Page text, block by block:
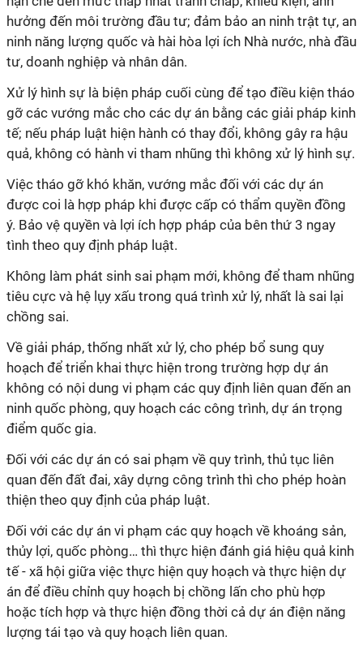
hưởng đến môi trường đầu tư; đảm bảo an ninh trật tự, an
ninh năng lượng quốc và hài hòa lợi ích Nhà nước, nhà đầu
tư, doanh nghiệp và nhân dân.
Xử lý hình sự là biện pháp cuối cùng để tạo điều kiện tháo
gỡ các vướng mắc cho các dự án bằng các giải pháp kinh
tế; nếu pháp luật hiện hành có thay đổi, không gây ra hậu
quả, không có hành vi tham nhũng thì không xử lý hình sự.
Việc tháo gỡ khó khăn, vướng mắc đối với các dự án
được coi là hợp pháp khi được cấp có thẩm quyền đồng
ý. Bảo vệ quyền và lợi ích hợp pháp của bên thứ 3 ngay
tình theo quy định pháp luật.
Không làm phát sinh sai phạm mới, không để tham nhũng
tiêu cực và hệ lụy xấu trong quá trình xử lý, nhất là sai lại
chồng sai.
Về giải pháp, thống nhất xử lý, cho phép bổ sung quy
hoạch để triển khai thực hiện trong trường hợp dự án
không có nội dung vi phạm các quy định liên quan đến an
ninh quốc phòng, quy hoạch các công trình, dự án trọng
điểm quốc gia.
Đối với các dự án có sai phạm về quy trình, thủ tục liên
quan đến đất đai, xây dựng công trình thì cho phép hoàn
thiện theo quy định của pháp luật.
Đối với các dự án vi phạm các quy hoạch về khoáng sản,
thủy lợi, quốc phòng… thì thực hiện đánh giá hiệu quả kinh
tế - xã hội giữa việc thực hiện quy hoạch và thực hiện dự
án để điều chỉnh quy hoạch bị chồng lấn cho phù hợp
hoặc tích hợp và thực hiện đồng thời cả dự án điện năng
lượng tái tạo và quy hoạch liên quan.